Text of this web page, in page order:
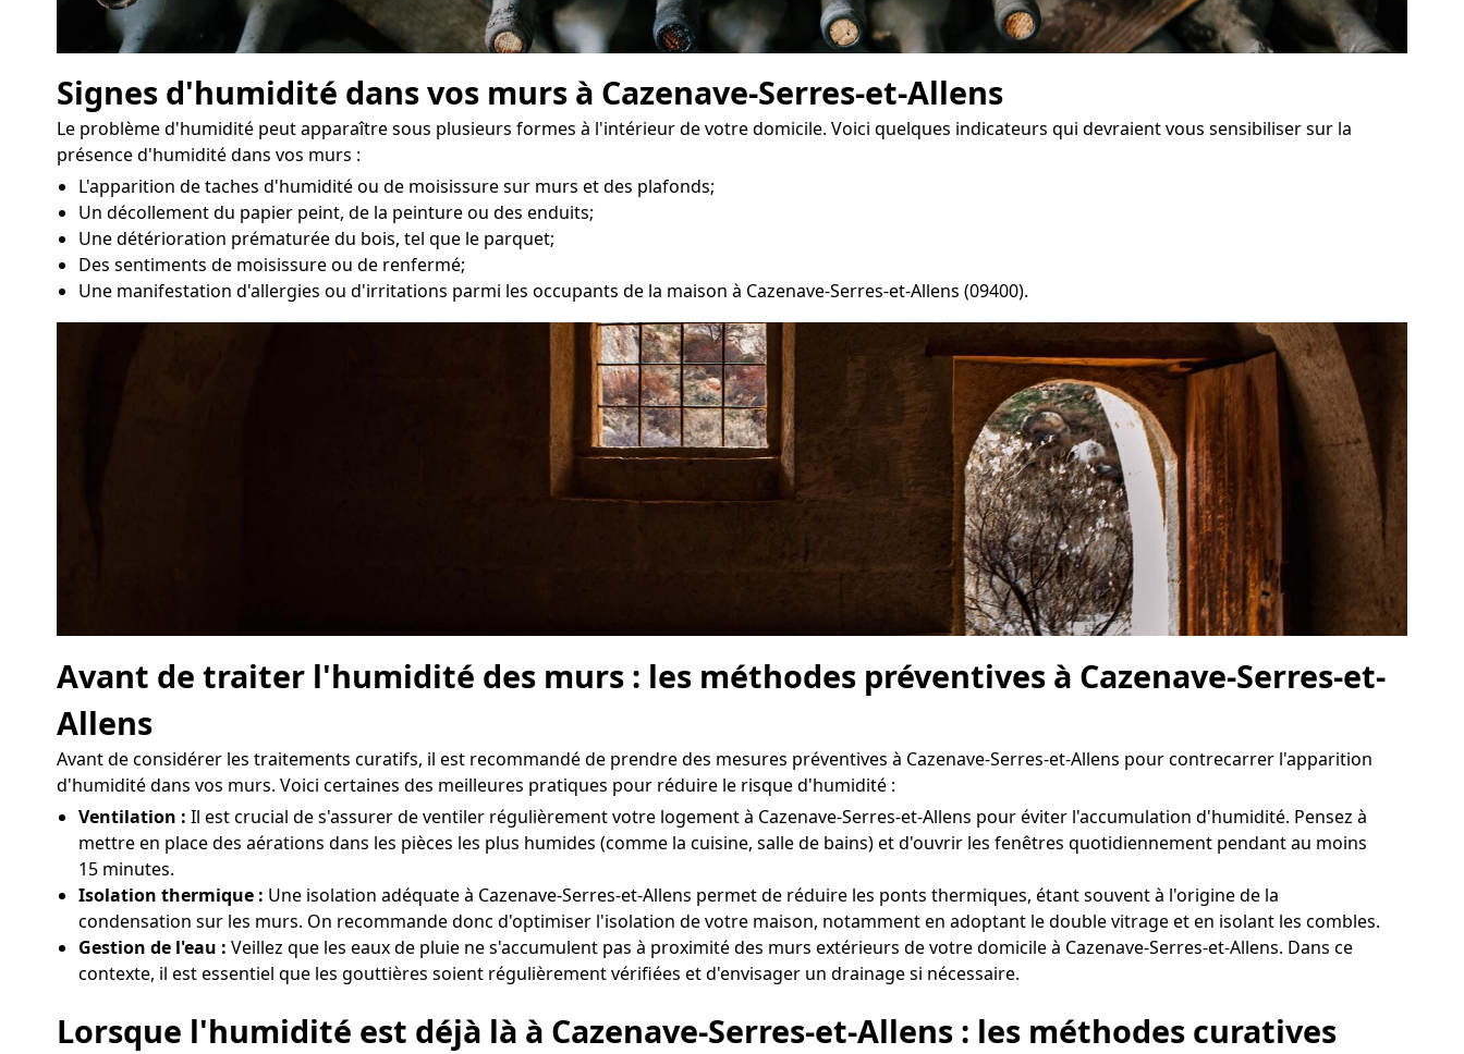
Signes d'humidité dans vos murs à Cazenave-Serres-et-Allens
Le problème d'humidité peut apparaître sous plusieurs formes à l'intérieur de votre domicile. Voici quelques indicateurs qui devraient vous sensibiliser sur la
présence d'humidité dans vos murs :
L'apparition de taches d'humidité ou de moisissure sur murs et des plafonds;
Un décollement du papier peint, de la peinture ou des enduits;
Une détérioration prématurée du bois, tel que le parquet;
Des sentiments de moisissure ou de renfermé;
Une manifestation d'allergies ou d'irritations parmi les occupants de la maison à Cazenave-Serres-et-Allens (09400).
Avant de traiter l'humidité des murs : les méthodes préventives à Cazenave-Serres-et-
Allens
Avant de considérer les traitements curatifs, il est recommandé de prendre des mesures préventives à Cazenave-Serres-et-Allens pour contrecarrer l'apparition
d'humidité dans vos murs. Voici certaines des meilleures pratiques pour réduire le risque d'humidité :
Ventilation : Il est crucial de s'assurer de ventiler régulièrement votre logement à Cazenave-Serres-et-Allens pour éviter l'accumulation d'humidité. Pensez à
mettre en place des aérations dans les pièces les plus humides (comme la cuisine, salle de bains) et d'ouvrir les fenêtres quotidiennement pendant au moins
15 minutes.
Isolation thermique : Une isolation adéquate à Cazenave-Serres-et-Allens permet de réduire les ponts thermiques, étant souvent à l'origine de la
condensation sur les murs. On recommande donc d'optimiser l'isolation de votre maison, notamment en adoptant le double vitrage et en isolant les combles.
Gestion de l'eau : Veillez que les eaux de pluie ne s'accumulent pas à proximité des murs extérieurs de votre domicile à Cazenave-Serres-et-Allens. Dans ce
contexte, il est essentiel que les gouttières soient régulièrement vérifiées et d'envisager un drainage si nécessaire.
Lorsque l'humidité est déjà là à Cazenave-Serres-et-Allens : les méthodes curatives